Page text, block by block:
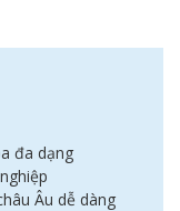
đa dạng
Âu dễ dàng